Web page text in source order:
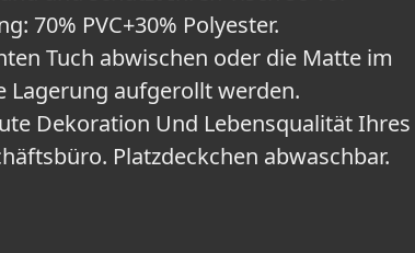
70% PVC+30% Polyester.
Tuch abwischen oder die Matte im
Lagerung aufgerollt werden.
Dekoration Und Lebensqualität Ihres
Platzdeckchen abwaschbar.